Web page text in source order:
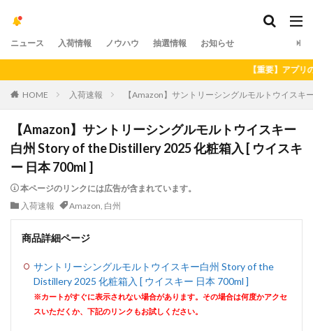
ニュース 入荷情報 ノウハウ 抽選情報 お知らせ
【重要】アプリの最
HOME 入荷速報 【Amazon】サントリーシングルモルトウイス
【Amazon】サントリーシングルモルトウイスキー
白州 Story of the Distillery 2025 化粧箱入 [ ウイスキ
ー 日本 700ml ]
本ページのリンクには広告が含まれています。
入荷速報
Amazon, 白州
商品詳細ページ
サントリーシングルモルトウイスキー白州 Story of the
Distillery 2025 化粧箱入 [ ウイスキー 日本 700ml ]
※カートがすぐに表示されない場合があります。その場合は何度かアクセ
スいただくか、下記のリンクもお試しください。